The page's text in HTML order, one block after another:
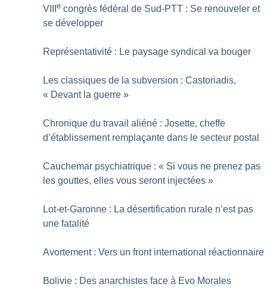
VIIIe congrès fédéral de Sud-PTT : Se renouveler et
se développer
Représentativité : Le paysage syndical va bouger
Les classiques de la subversion : Castoriadis,
« Devant la guerre »
Chronique du travail aliéné : Josette, cheffe
d’établissement remplaçante dans le secteur postal
Cauchemar psychiatrique : « Si vous ne prenez pas
les gouttes, elles vous seront injectées »
Lot-et-Garonne : La désertification rurale n’est pas
une fatalité
Avortement : Vers un front international réactionnaire
Bolivie : Des anarchistes face à Evo Morales